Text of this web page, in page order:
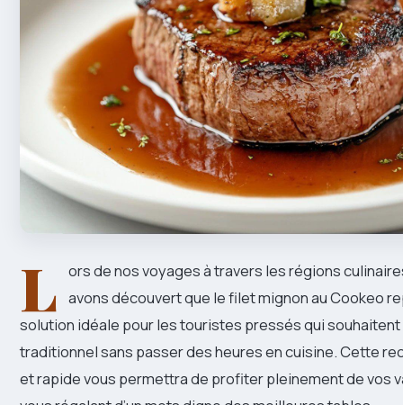
L ors de nos voyages à travers les régions
avons découvert que le filet mignon au Cookeo
solution idéale pour les touristes pressés qui
traditionnel sans passer des heures en cuisine. Cette
et rapide vous permettra de profiter pleinement de vos